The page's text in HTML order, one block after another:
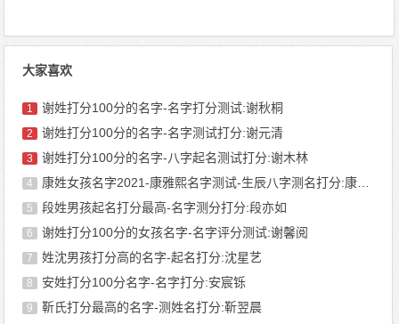
大家喜欢
1 谢姓打分100分的名字-名字打分测试:谢秋桐
2 谢姓打分100分的名字-名字测试打分:谢元清
3 谢姓打分100分的名字-八字起名测试打分:谢木林
4 康姓女孩名字2021-康雅熙名字测试-生辰八字测名打分:康一雯
5 段姓男孩起名打分最高-名字测分打分:段亦如
6 谢姓打分100分的女孩名字-名字评分测试:谢馨阅
7 姓沈男孩打分高的名字-起名打分:沈星艺
8 安姓打分100分名字-名字打分:安宸铄
9 靳氏打分最高的名字-测姓名打分:靳翌晨